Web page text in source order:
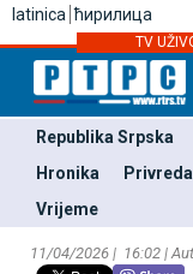
latinica ћирилица
TV
Republika Srpska
Hronika
Privreda
Vrijeme
11/04/2026 | 16:02 |